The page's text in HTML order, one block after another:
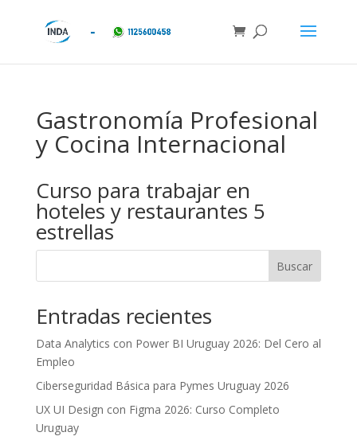
Gastronomía Profesional
y Cocina Internacional
Curso para trabajar en
hoteles y restaurantes 5
estrellas
Buscar
Entradas recientes
Data Analytics con Power BI Uruguay 2026: Del Cero al
Empleo
Ciberseguridad Básica para Pymes Uruguay 2026
UX UI Design con Figma 2026: Curso Completo
Uruguay